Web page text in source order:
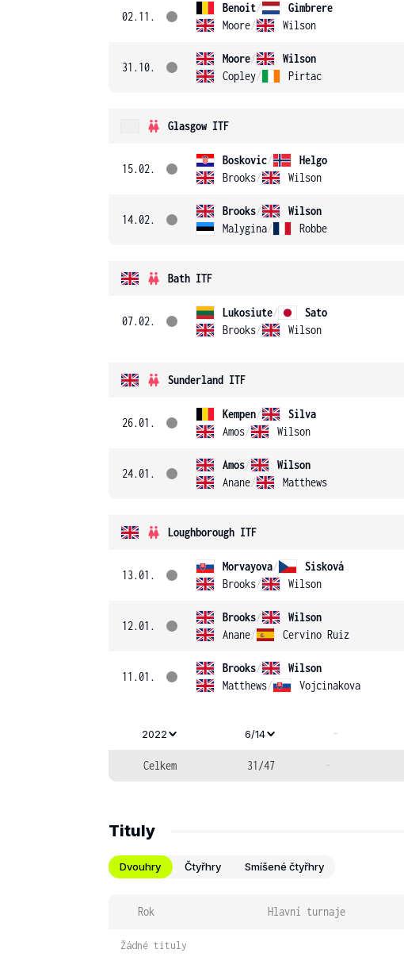
02.11.
Benoit/
Gimbrere
Moore/ Wilson
31.10.
Moore/
Wilson
Copley/ Pirtac
Glasgow ITF
15.02.
Boskovic/
Helgo
Brooks/ Wilson
14.02.
Brooks/
Wilson
Malygina/ Robbe
Bath ITF
07.02.
Lukosiute/
Sato
Brooks/ Wilson
Sunderland ITF
26.01.
Kempen/
Silva
Amos/ Wilson
24.01.
Amos/
Wilson
Anane/ Matthews
Loughborough ITF
13.01.
Morvayova/
Sisková
Brooks/ Wilson
12.01.
Brooks/
Wilson
Anane/ Cervino Ruiz
11.01.
Brooks/
Wilson
Matthews/ Vojcinakova
2022 6/14 -
Celkem 31/47 -
Tituly
Dvouhry Čtyřhry Smíšené čtyřhry
Rok Hlavní turnaje
Žádné tituly